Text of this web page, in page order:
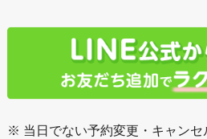
※ 当日でない予約変更・キャンセ